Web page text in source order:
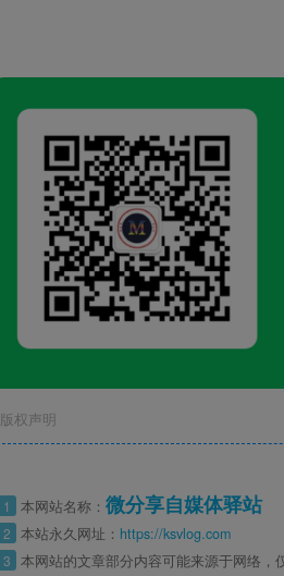
版权声明
1 本网站名称： 微分享自媒体驿站
2 本站永久网址： https://ksvlog.com
3 本网站的文章部分内容可能来源于网络